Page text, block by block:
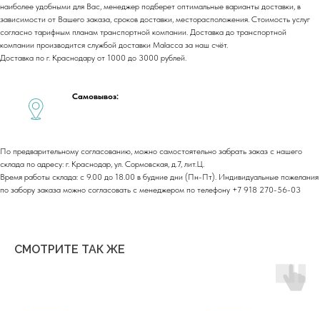
наиболее удобными для Вас, менеджер подберет оптимальные варианты доставки, в
зависимости от Вашего заказа, сроков доставки, месторасположения. Стоимость услуг
согласно тарифным планам транспортной компании. Доставка до транспортной
компании производится службой доставки Malacca за наш счёт.
Доставка по г. Краснодару от 1000 до 3000 рублей.
Самовывоз:
По предварительному согласованию, можно самостоятельно забрать заказ с нашего
склада по адресу: г. Краснодар, ул. Сормовская, д.7, лит.Ц.
Время работы склада: с 9.00 до 18.00 в будние дни (Пн-Пт). Индивидуальные пожелания
по забору заказа можно согласовать с менеджером по телефону +7 918 270-56-03
СМОТРИТЕ ТАК ЖЕ
Copyright©2026
Фактические адреса:
г. Краснодар, ул. Лизы Чайкиной 2/3, 2 этаж
г. Москва,пр-т. Мира 211,
ТРЦ Европолис.
График работы: